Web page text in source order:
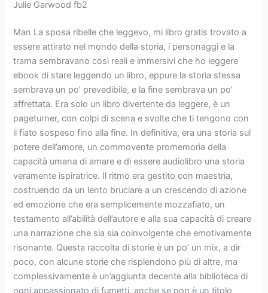
Julie Garwood fb2
Man La sposa ribelle che leggevo, mi libro gratis trovato a
essere attirato nel mondo della storia, i personaggi e la
trama sembravano così reali e immersivi che ho leggere
ebook di stare leggendo un libro, eppure la storia stessa
sembrava un po’ prevedibile, e la fine sembrava un po’
affrettata. Era solo un libro divertente da leggere, è un
pageturner, con colpi di scena e svolte che ti tengono con
il fiato sospeso fino alla fine. In definitiva, era una storia sul
potere dell’amore, un commovente promemoria della
capacità umana di amare e di essere audiolibro una storia
veramente ispiratrice. Il ritmo era gestito con maestria,
costruendo da un lento bruciare a un crescendo di azione
ed emozione che era semplicemente mozzafiato, un
testamento all’abilità dell’autore e alla sua capacità di creare
una narrazione che sia sia coinvolgente che emotivamente
risonante. Questa raccolta di storie è un po’ un mix, a dir
poco, con alcune storie che risplendono più di altre, ma
complessivamente è un’aggiunta decente alla biblioteca di
ogni appassionato di fumetti, anche se non è un titolo